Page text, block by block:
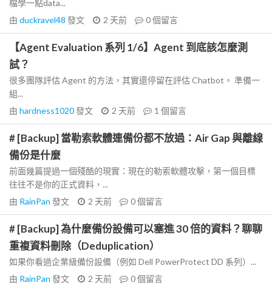
檔學一點data...
由 duckravel48 發文 2 天前 0個留言
【Agent Evaluation 系列 1/6】Agent 到底該怎麼測
試？
很多團隊評估 Agent 的方法，其實還停留在評估 Chatbot。 準備一
組...
由 hardness1020發文 2 天前 1 個留言
# [Backup] 當勒索軟體連備份都不放過：Air Gap 與離線
備份是什麼
前面幾篇提過一個殘酷的現實：現在的勒索軟體攻擊，第一個目標
往往不是你的正式資料，...
由 RainPan 發文 2 天前 0個留言
# [Backup] 為什麼備份設備可以塞進 30 倍的資料？聊聊
重複資料刪除（Deduplication）
如果你看過企業級備份設備（例如 Dell PowerProtect DD 系列）...
由 RainPan 發文 2 天前 0個留言